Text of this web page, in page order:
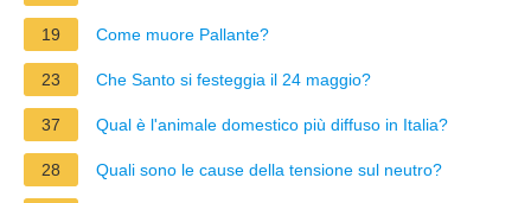
19 Come muore Pallante?
23 Che Santo si festeggia il 24 maggio?
37 Qual è l'animale domestico più diffuso in Italia?
28 Quali sono le cause della tensione sul neutro?